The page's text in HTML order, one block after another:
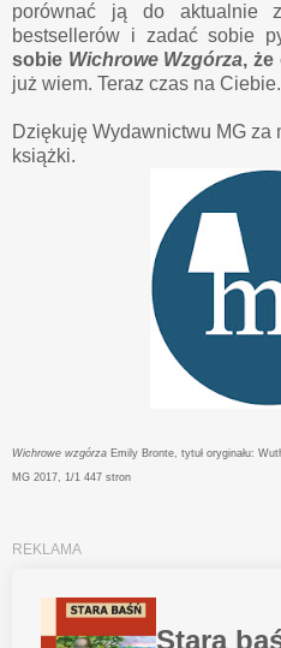
porównać ją do aktualnie
bestsellerów i zadać sobie
sobie Wichrowe Wzgórza,
już wiem. Teraz czas na Ciebie.
Dziękuję Wydawnictwu MG za
książki.
Wichrowe wzgórza Emily Bronte, tytuł oryginału:
MG 2017, 1/1 447 stron